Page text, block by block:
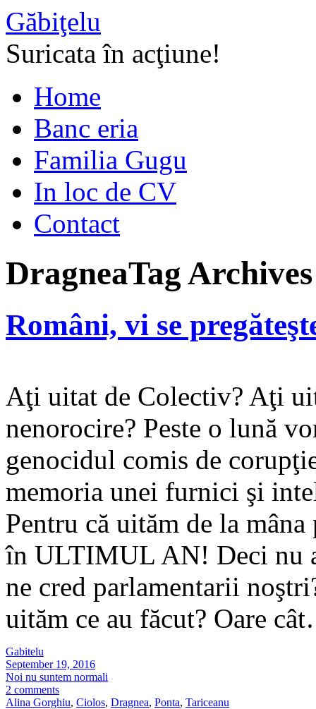
Găbiţelu
Suricata în acţiune!
Home
Banc eria
Familia Gugu
In loc de CV
Contact
DragneaTag Archives
Români, vi se
Aţi uitat de Colectiv? Aţi
nenorocire? Peste o lună
genocidul comis de
memoria unei furnici şi
Pentru că uităm de la
în ULTIMUL AN! Deci nu
ne cred parlamentarii
uităm ce au făcut? Oare
Gabitelu
September 19, 2016
Noi nu suntem normali
2 comments
Alina Gorghiu, Ciolos, Dragnea, Ponta, Tariceanu